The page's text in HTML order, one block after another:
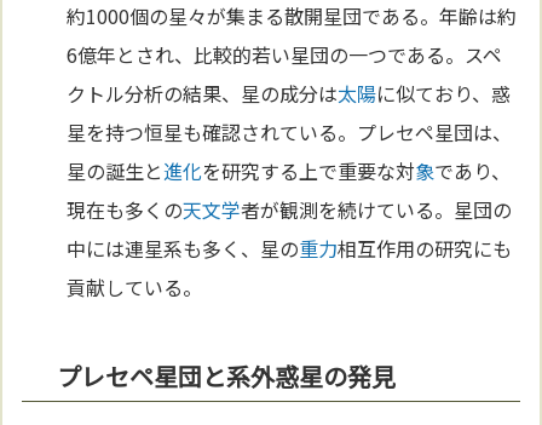
約1000個の星々が集まる散開星団である。年齢は約
6億年とされ、比較的若い星団の一つである。スペ
クトル分析の結果、星の成分は太陽に似ており、惑
星を持つ恒星も確認されている。プレセペ星団は、
星の誕生と進化を研究する上で重要な対象であり、
現在も多くの天文学者が観測を続けている。星団の
中には連星系も多く、星の重力相互作用の研究にも
貢献している。
プレセペ星団と系外惑星の発見